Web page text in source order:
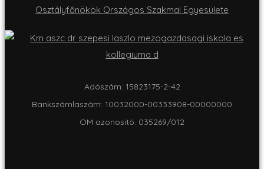
Osztályfőnökök Országos Szakmai Egyesülete
Adószám: 15823175-2-42
Bankszámlaszám: 10032000-00333908-00000000
OM azonositó: 035269/012